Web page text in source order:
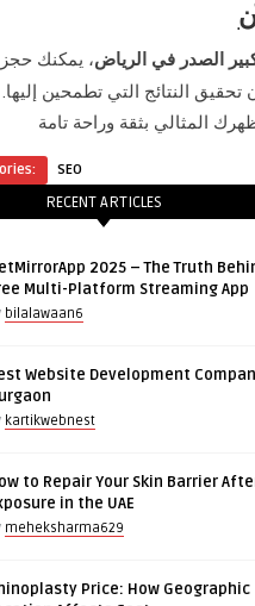
الصدر في الرياض
النتائج التي تطمحين إليها.
SEO
RECENT ARTICLES
2025 – The Truth
Multi-Platform Streaming App
bilalawaan6
Website Development
kartikwebnest
to Repair Your Skin Barrier
in the UAE
meheksharma629
Price: How Geographic